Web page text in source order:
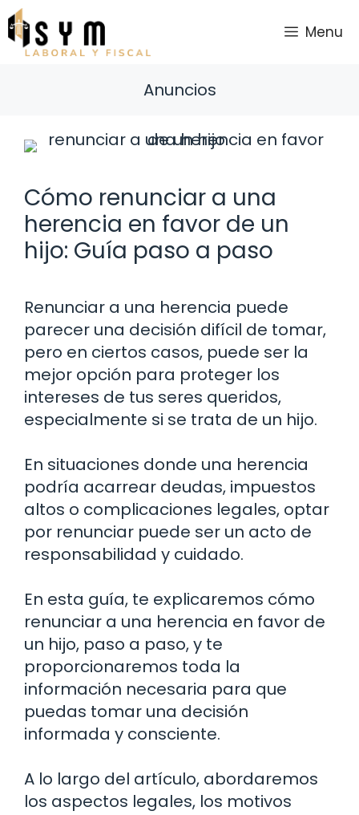
Saltar
al
contenido
Menu
Anuncios
Cómo renunciar a una
herencia en favor de un
hijo: Guía paso a paso
Renunciar a una herencia puede
parecer una decisión difícil de tomar,
pero en ciertos casos, puede ser la
mejor opción para proteger los
intereses de tus seres queridos,
especialmente si se trata de un hijo.
En situaciones donde una herencia
podría acarrear deudas, impuestos
altos o complicaciones legales, optar
por renunciar puede ser un acto de
responsabilidad y cuidado.
En esta guía, te explicaremos cómo
renunciar a una herencia en favor de
un hijo, paso a paso, y te
proporcionaremos toda la
información necesaria para que
puedas tomar una decisión
informada y consciente.
A lo largo del artículo, abordaremos
los aspectos legales, los motivos